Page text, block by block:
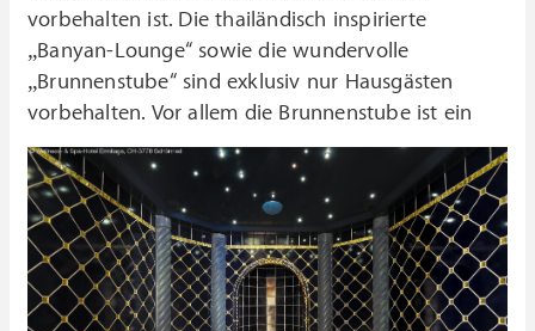
vorbehalten ist. Die thailändisch inspirierte
„Banyan-Lounge“ sowie die wundervolle
„Brunnenstube“ sind exklusiv nur Hausgästen
vorbehalten. Vor allem die Brunnenstube ist ein